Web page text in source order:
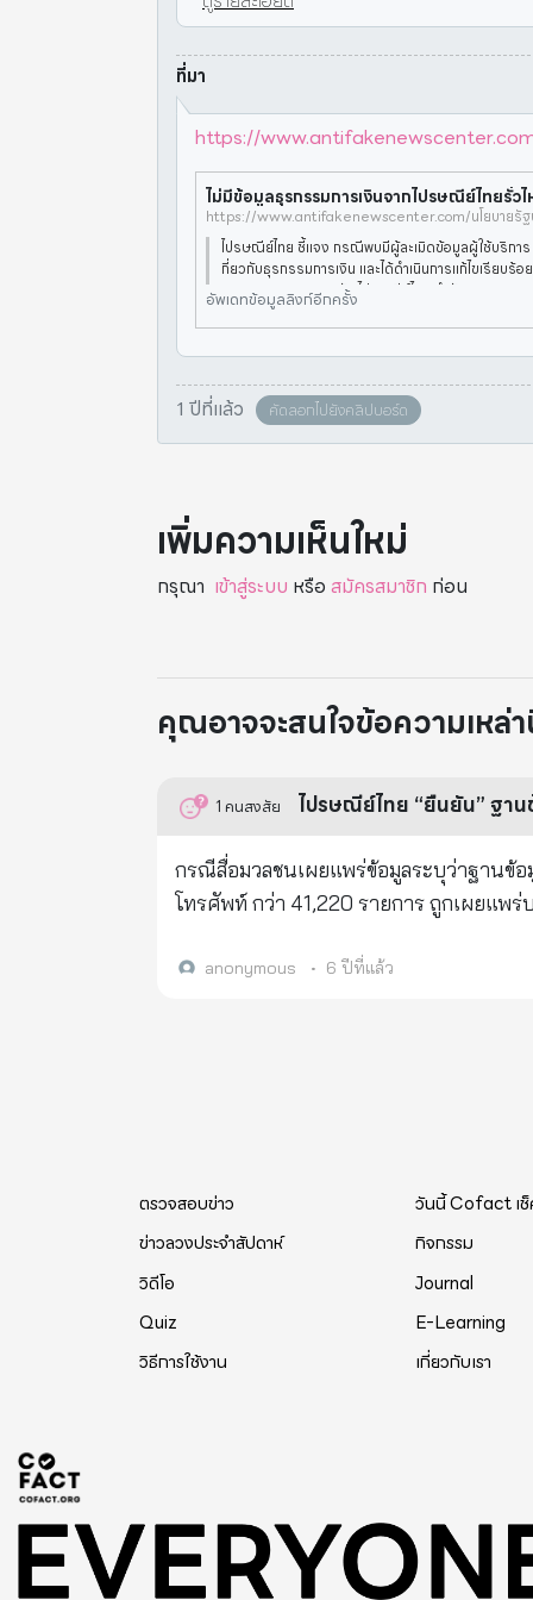
ที่มา
https://
ไม่มีข้อมูลธุรกรรมการเงินจากไปรษณีย์ไทยรั่
ไปรษณีย์ไทย ชี้แจง กรณีพบมีผู้ละเมิดข้อมูลผู้ใช้บริการ
กี่ยวกับธุรกรรมการเงิน และได้ดำเนินการแก้ไขเรียบร้อ
3 เมษายน 2568 บริษัท ไปรษณีย์ไทย จำกัด ตรวจพบ
ของ
อัพเดทข้อมูลลิงก์อีกครั้ง
1 ปีที่แล้ว คัดลอกไปยังคลิปบอร์ด
เพิ่มความเห็นใหม่
กรุณา เข้าสู่ระบบ หรือ สมัครสมาชิก ก่อน
คุณอาจจะสนใจข้อความเหล่
1 คนสงสัย ไปรษณีย์ไทย “ยืนยัน” ฐาน
กรณีสื่อมวลชนเผยแพร่ข้อมูลระบุว่าฐานข้
โทรศัพท์ กว่า 41,220 รายการ ถูกเผยแพ
anonymous • 6 ปีที่แล้ว
ตรวจสอบข่าว
วันนี้ Cofact เช็
ข่าวลวงประจำสัปดาห์
กิจกรรม
วิดีโอ
Journal
Quiz
E-Learning
วิธีการใช้งาน
เกี่ยวกับเรา